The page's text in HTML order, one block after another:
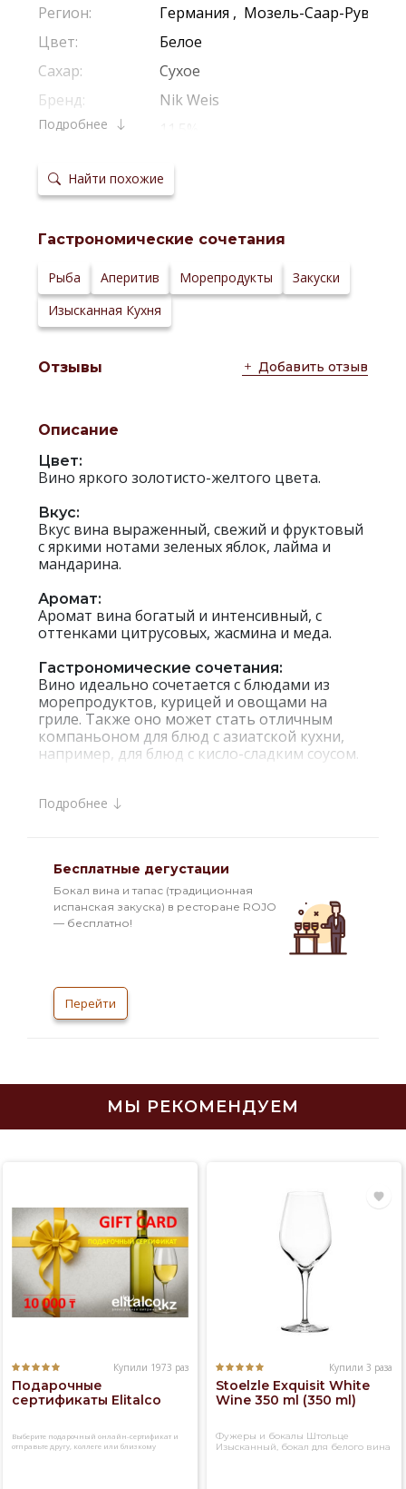
Регион:
Германия , Мозель-Саар-Рувер
Цвет:
Белое
Сахар:
Сухое
Бренд:
Nik Weis
Крепость:
Виноград:
Рислинг
хранения:
Температура
10-12 *С
Сайт
производителя:
Подробнее
Найти похожие
Гастрономические сочетания
Рыба Аперитив Морепродукты
Закуски
Изысканная Кухня
Отзывы Добавить отзыв
Описание
Цвет:
Вино яркого золотисто-желтого цвета.
Вкус:
Вкус вина выраженный, свежий и фруктовый
с яркими нотами зеленых яблок, лайма и
мандарина.
Аромат:
Аромат вина богатый и интенсивный, с
оттенками цитрусовых, жасмина и меда.
Гастрономические сочетания:
Вино идеально сочетается с блюдами из
морепродуктов, курицей и овощами на
гриле. Также оно может стать отличным
компаньоном для блюд с азиатской кухни,
например, для блюд с кисло-сладким соусом.
Riesling Dry от Nik Weis —
жасмина и меда. Выращенное на склонах
реки Мозель, оно идеально сочетается с
морепродуктами, курицей и азиатской
кухней, созданное с использованием
натуральных методов производства.
Nik Weis, владелец винодельни, является
четвёртым поколением своей семьи,
которая занимается производством вина в
Подробнее
Бесплатные дегустации
Бокал вина и тапас (традиционная
испанская закуска) в ресторане ROJO
— бесплатно!
Перейти
МЫ РЕКОМЕНДУЕМ
Купили 1973 раз
Подарочные
сертификаты Elitalco
Выберите подарочный онлайн-сертификат и
отправьте другу, коллеге или близкому
Купили 3 раза
Stoelzle Exquisit White
Wine 350 ml (350 ml)
Фужеры и бокалы Штольце
Изысканный, бокал для белого вина